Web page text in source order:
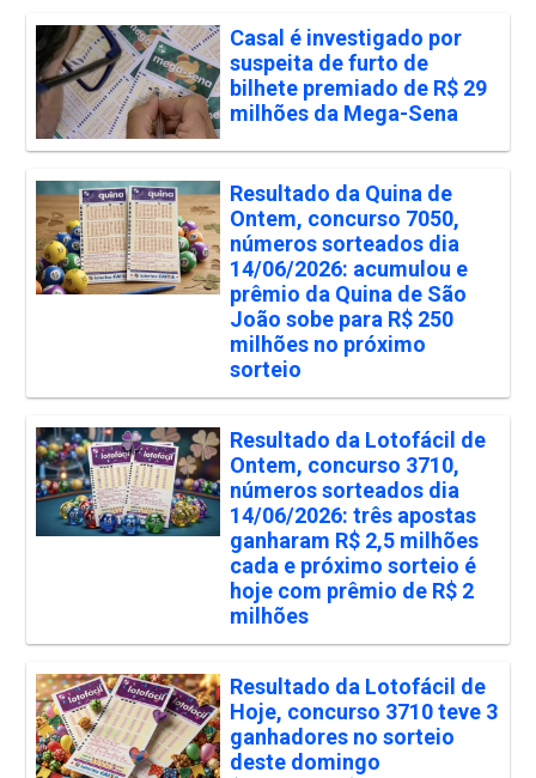
Casal é investigado por
suspeita de furto de
bilhete premiado de R$ 29
milhões da Mega-Sena
Resultado da Quina de
Ontem, concurso 7050,
números sorteados dia
14/06/2026: acumulou e
prêmio da Quina de São
João sobe para R$ 250
milhões no próximo
sorteio
Resultado da Lotofácil de
Ontem, concurso 3710,
números sorteados dia
14/06/2026: três apostas
ganharam R$ 2,5 milhões
cada e próximo sorteio é
hoje com prêmio de R$ 2
milhões
Resultado da Lotofácil de
Hoje, concurso 3710 teve 3
ganhadores no sorteio
deste domingo